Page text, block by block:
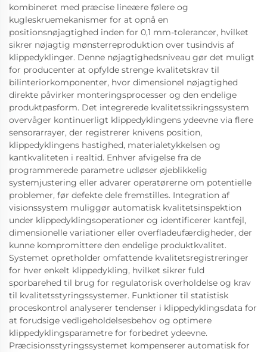
kombineret med præcise lineære følere og
kugleskruemekanismer for at opnå en
positionsnøjagtighed inden for 0,1 mm-tolerancer, hvilket
sikrer nøjagtig mønsterreproduktion over tusindvis af
klippedyklinger. Denne nøjagtighedsniveau gør det muligt
for producenter at opfylde strenge kvalitetskrav til
bilinteriorkomponenter, hvor dimensionel nøjagtighed
direkte påvirker monteringsprocesser og den endelige
produktpasform. Det integrerede kvalitetssikringssystem
overvåger kontinuerligt klippedyklingens ydeevne via flere
sensorarrayer, der registrerer knivens position,
klippedyklingens hastighed, materialetykkelsen og
kantkvaliteten i realtid. Enhver afvigelse fra de
programmerede parametre udløser øjeblikkelig
systemjustering eller advarer operatørerne om potentielle
problemer, før defekte dele fremstilles. Integration af
visionssystem muliggør automatisk kvalitetsinspektion
under klippedyklingsoperationer og identificerer kantfejl,
dimensionelle variationer eller overfladeufærdigheder, der
kunne kompromittere den endelige produktkvalitet.
Systemet opretholder omfattende kvalitetsregistreringer
for hver enkelt klippedykling, hvilket sikrer fuld
sporbarehed til brug for regulatorisk overholdelse og krav
til kvalitetsstyringssystemer. Funktioner til statistisk
proceskontrol analyserer tendenser i klippedyklingsdata for
at forudsige vedligeholdelsesbehov og optimere
klippedyklingsparametre for forbedret ydeevne.
Præcisionsstyringssystemet kompenserer automatisk for